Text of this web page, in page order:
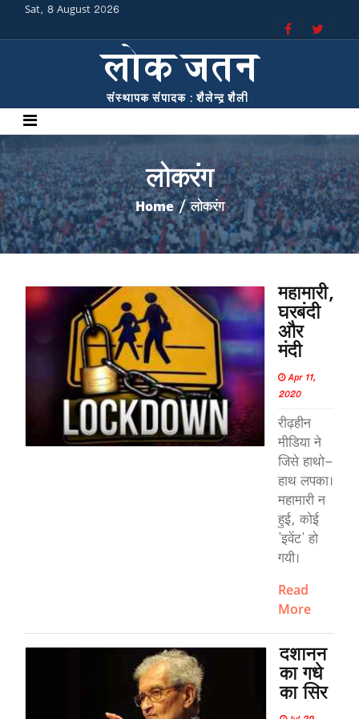
Sat, 8 August 2026
लोकरंग
Home/ लोकरंग
महामारी,
घरबंदी
और
मंदी
Apr 11,
2020
रीढ़हीन
मीडिया ने
जिसे हाथो-
हाथ लपका।
महामारी न
हुई, कोई
'इवेंट' हो
गयी।
Read
More
दशानन
का गधे
का सिर